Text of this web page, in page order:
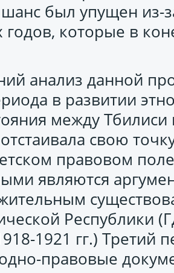
был упущен из-
годов, которые в
анализ данной
в развитии
между
свою
правовом
являются
Республики
1921 гг.) Третий
правовые